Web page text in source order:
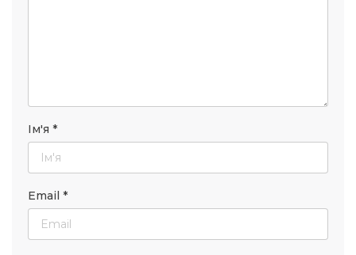
Ім'я *
Email *